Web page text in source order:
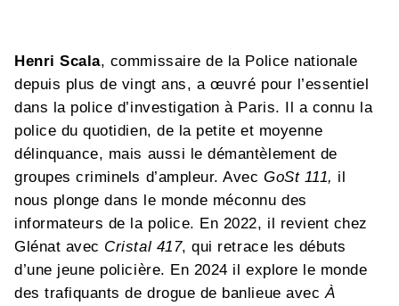
Henri Scala, commissaire de la Police nationale
depuis plus de vingt ans, a œuvré pour l’essentiel
dans la police d’investigation à Paris. Il a connu la
police du quotidien, de la petite et moyenne
délinquance, mais aussi le démantèlement de
groupes criminels d’ampleur. AvecGoSt 111, il
nous plonge dans le monde méconnu des
informateurs de la police. En 2022, il revient chez
Glénat avec Cristal 417, qui retrace les débuts
d’une jeune policière. En 2024 il explore le monde
des trafiquants de drogue de banlieue avecÀ